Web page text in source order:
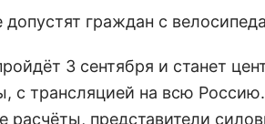
граждан с
3 сентября и станет
с трансляцией на всю
расчёты, представители